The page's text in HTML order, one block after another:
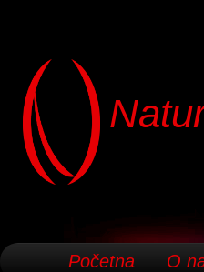
Početna O